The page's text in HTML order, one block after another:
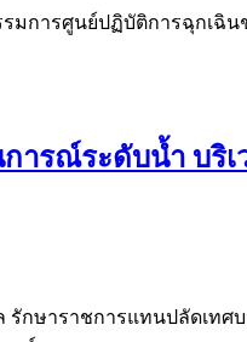
มการศูนย์ปฏิบัติการฉุกเฉิ
ารณ์ระดับน้ำ บริ
รักษาราชการแทนปลัดเทศ